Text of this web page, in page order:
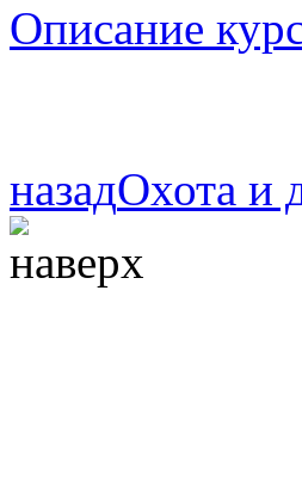
Описание
назадОхота и